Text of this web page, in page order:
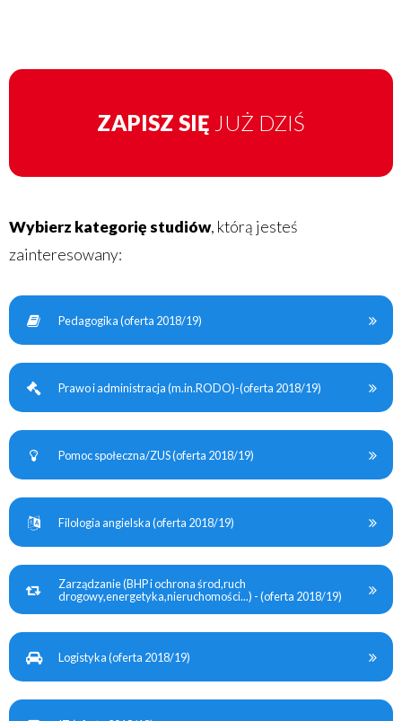
ZAPISZ SIĘ JUŻ DZIŚ
Wybierz kategorię studiów, którą jesteś
zainteresowany:
Pedagogika (oferta 2018/19)
Prawo i administracja (m.in.RODO)-(oferta 2018/19)
Pomoc społeczna/ZUS (oferta 2018/19)
Filologia angielska (oferta 2018/19)
Zarządzanie (BHP i ochrona środ,ruch
drogowy,energetyka,nieruchomości...) - (oferta 2018/19)
Logistyka (oferta 2018/19)